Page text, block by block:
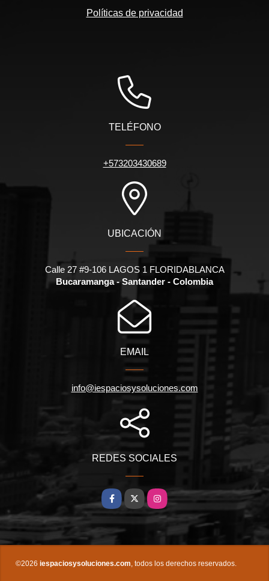
Políticas de privacidad
TELÉFONO
+573203430689
UBICACIÓN
Calle 27 #9-106 LAGOS 1 FLORIDABLANCA
Bucaramanga - Santander - Colombia
EMAIL
info@iespaciosysoluciones.com
REDES SOCIALES
Facebook
X Instagram
©2026 iespaciosysoluciones.com, todos los derechos reservados.